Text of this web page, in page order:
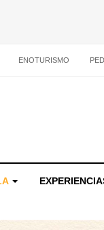
ENOTURISMO